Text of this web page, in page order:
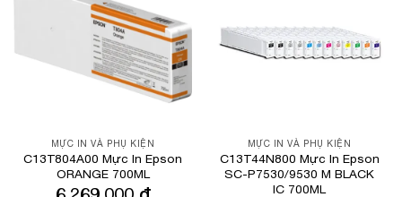
Wishlist
MỰC IN VÀ PHỤ KIỆN
C13T804A00 Mực In Epson
ORANGE 700ML
MỰC IN VÀ PHỤ KIỆN
C13T44N800 Mực In Epson
SC-P7530/9530 M BLACK
IC 700ML